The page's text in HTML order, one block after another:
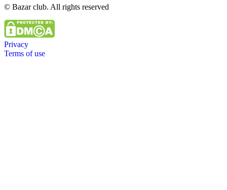
© Bazar club. All rights reserved
Privacy
Terms of use